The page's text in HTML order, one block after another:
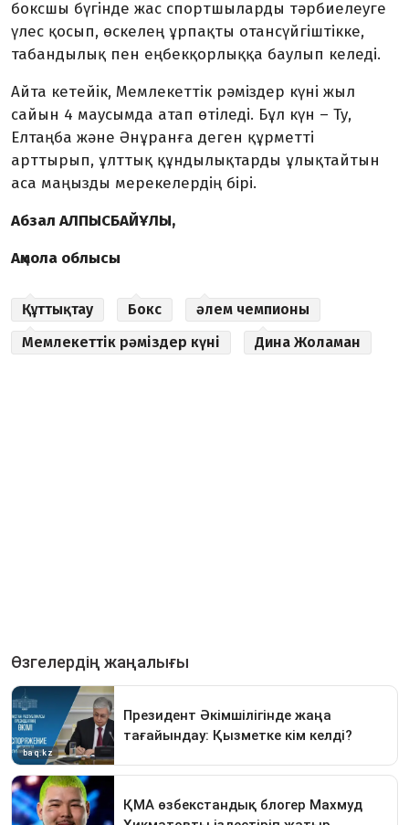
боксшы бүгінде жас спортшыларды тәрбиелеуге
үлес қосып, өскелең ұрпақты отансүйгіштікке,
табандылық пен еңбекқорлыққа баулып келеді.
Айта кетейік, Мемлекеттік рәміздер күні жыл
сайын 4 маусымда атап өтіледі. Бұл күн – Ту,
Елтаңба және Әнұранға деген құрметті
арттырып, ұлттық құндылықтарды ұлықтайтын
аса маңызды мерекелердің бірі.
Абзал АЛПЫСБАЙҰЛЫ,
Ақмола облысы
Құттықтау Бокс
әлем чемпионы
Мемлекеттік рәміздер күні
Дина Жоламан